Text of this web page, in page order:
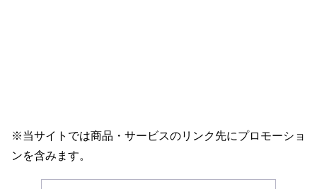
※当サイトでは商品・サービスのリンク先にプロモーショ
ンを含みます。